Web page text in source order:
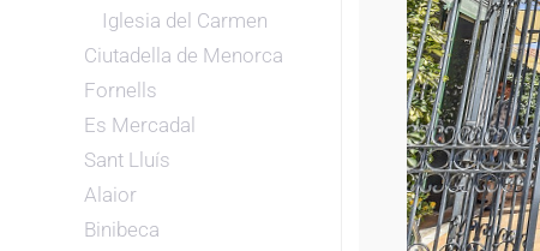
Iglesia del Carmen
Ciutadella de Menorca
Fornells
Es Mercadal
Sant Lluís
Alaior
Binibeca